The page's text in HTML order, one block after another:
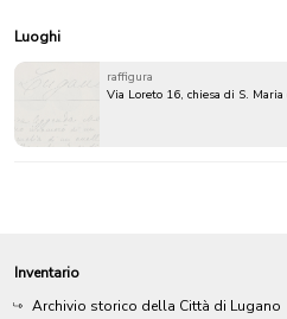
Luoghi
raffigura
Via Loreto 16, chiesa di S.
Inventario
Archivio storico della Città di Lugano